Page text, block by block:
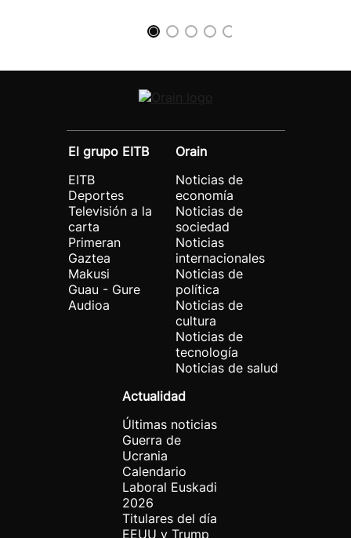
El grupo EITB
EITB
Deportes
Televisión a la
carta
Primeran
Gaztea
Makusi
Guau - Gure
Audioa
Orain
Noticias de
economía
Noticias de
sociedad
Noticias
internacionales
Noticias de
política
Noticias de
cultura
Noticias de
tecnología
Noticias de salud
Actualidad
Últimas noticias
Guerra de
Ucrania
Calendario
Laboral Euskadi
2026
Titulares del día
EEUU y Trump